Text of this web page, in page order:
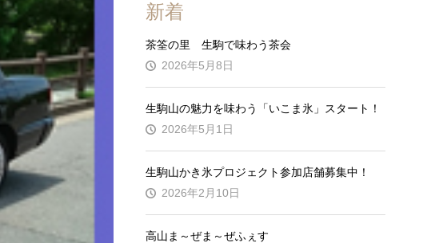
新着
茶筌の里 生駒で味わう茶会
2026年5月8日
生駒山の魅力を味わう「いこま氷」スタート！
2026年5月1日
生駒山かき氷プロジェクト参加店舗募集中！
2026年2月10日
高山ま～ぜま～ぜふぇす